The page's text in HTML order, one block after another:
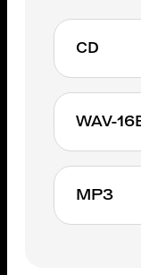
CD
WAV-
MP3